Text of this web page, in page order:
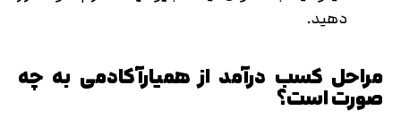
دهید.
مراحل کسب درآمد از همیارآکادمی به چه
صورت است؟